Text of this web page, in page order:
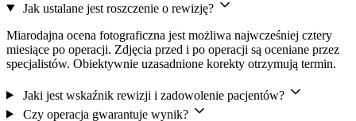
Jak ustalane jest roszczenie o rewizję?
Miarodajna ocena fotograficzna jest możliwa najwcześniej cztery
miesiące po operacji. Zdjęcia przed i po operacji są oceniane przez
specjalistów. Obiektywnie uzasadnione korekty otrzymują termin.
Jaki jest wskaźnik rewizji i zadowolenie pacjentów?
Czy operacja gwarantuje wynik?